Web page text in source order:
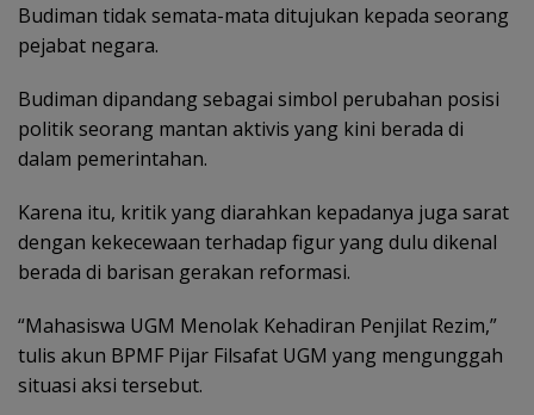
Budiman tidak semata-mata ditujukan kepada seorang
pejabat negara.
Budiman dipandang sebagai simbol perubahan posisi
politik seorang mantan aktivis yang kini berada di
dalam pemerintahan.
Karena itu, kritik yang diarahkan kepadanya juga sarat
dengan kekecewaan terhadap figur yang dulu dikenal
berada di barisan gerakan reformasi.
“Mahasiswa UGM Menolak Kehadiran Penjilat Rezim,”
tulis akun BPMF Pijar Filsafat UGM yang mengunggah
situasi aksi tersebut.